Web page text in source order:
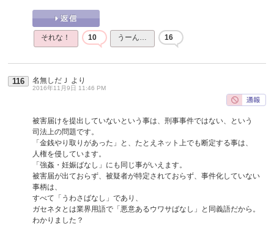
それな！ 10 うーん… 16
116 名無しだＪ より
2016年11月9日 11:46 PM
被害届けを提出していないという事は、刑事事件ではない、という
司法上の問題です。
「金銭やり取りがあった」と、たとえネット上でも断定する事は、
人権を侵しています。
「強姦・妊娠ばなし」にも同じ事がいえます。
被害届が出ておらず、被疑者が特定されておらず、事件化していない
事柄は、
すべて「うわさばなし」であり、
ガセネタとは業界用語で「悪意あるウワサばなし」と同義語だから。
わかりました？